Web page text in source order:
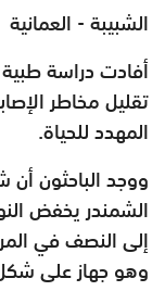
الشبيبة - العمانية
أفادت دراسة
تقليل مخاطر
المهدد للحياة.
الشمندر يخفض
إلى النصف في
وهو جهاز على شكل